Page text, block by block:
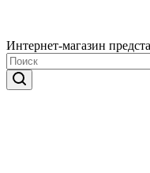
Интернет-магазин